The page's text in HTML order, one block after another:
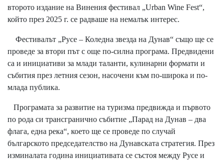
второто издание на Винения фестивал „Urban Wine Fest“,
който през 2025 г. се радваше на немалък интерес.
Фестивалът „Русе – Коледна звезда на Дунав“ също ще се
проведе за втори път с още по-силна програма. Предвидени
са и инициативи за млади таланти, кулинарни формати и
събития през летния сезон, насочени към по-широка и по-
млада публика.
Програмата за развитие на туризма предвижда и първото
по рода си трансгранично събитие „Парад на Дунав – два
флага, една река“, което ще се проведе по случай
българското председателство на Дунавската стратегия. През
изминалата година инициативата се състоя между Русе и